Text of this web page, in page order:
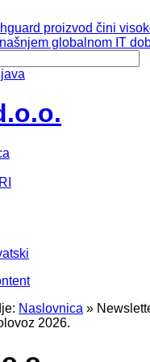
proizvod čini
globalnom IT
Naslovnica »
2026.